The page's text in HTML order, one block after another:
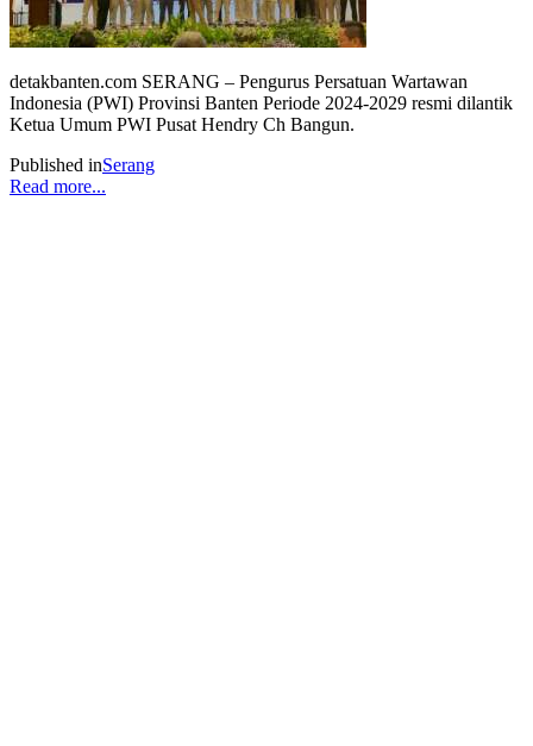
detakbanten.com SERANG – Pengurus Persatuan Wartawan
Indonesia (PWI) Provinsi Banten Periode 2024-2029 resmi dilantik
Ketua Umum PWI Pusat Hendry Ch Bangun.
Published inSerang
Read more...